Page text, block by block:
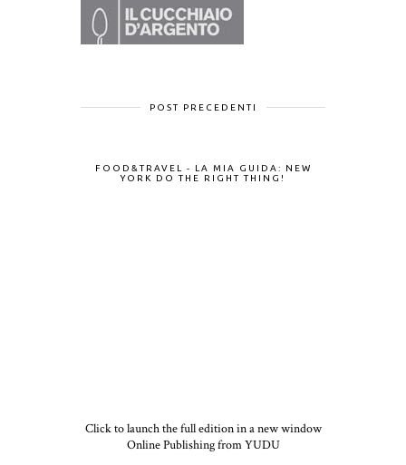
POST PRECEDENTI
FOOD&TRAVEL - LA MIA GUIDA: NEW
YORK DO THE RIGHT THING!
Click to launch the full edition in a new window
Online Publishing from YUDU